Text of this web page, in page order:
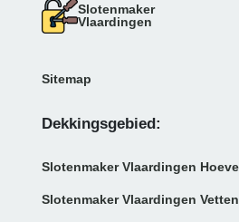
Slotenmaker
Vlaardingen
Sitemap
Dekkingsgebied:
Slotenmaker Vlaardingen
Slotenmaker Vlaardingen